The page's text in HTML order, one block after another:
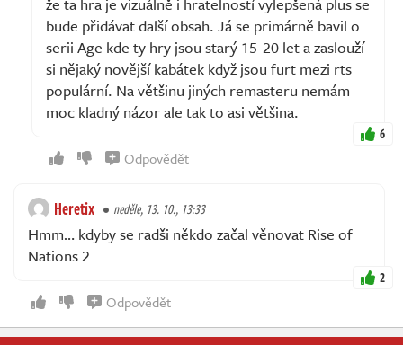
bude přidávat další obsah. Já se primárně bavil o
serii Age kde ty hry jsou starý 15-20 let a zaslouží
si nějaký novější kabátek když jsou furt mezi rts
populární. Na většinu jiných remasteru nemám
moc kladný názor ale tak to asi většina.
6
Odpovědět
Heretix neděle, 13. 10., 13:33
Hmm… kdyby se radši někdo začal věnovat Rise of
Nations 2
2
Odpovědět